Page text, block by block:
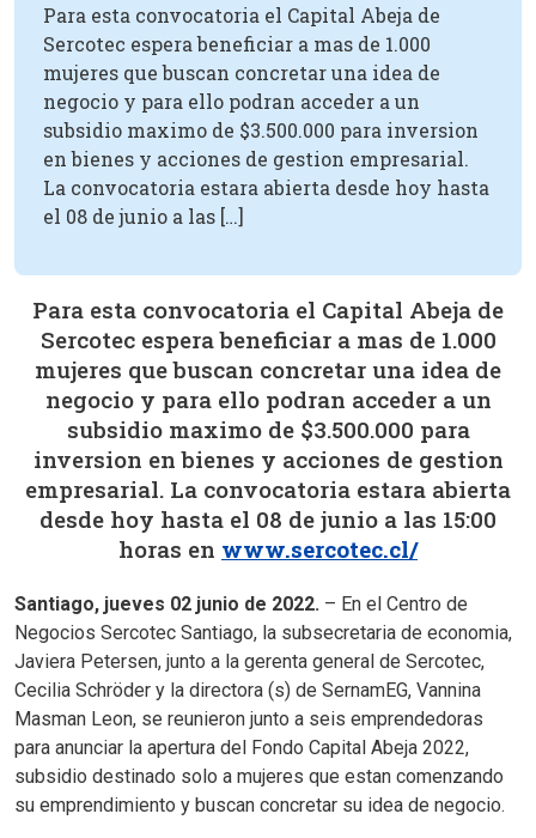
Para esta convocatoria el Capital Abeja de
Sercotec espera beneficiar a mas de 1.000
mujeres que buscan concretar una idea de
negocio y para ello podran acceder a un
subsidio maximo de $3.500.000 para inversion
en bienes y acciones de gestion empresarial.
La convocatoria estara abierta desde hoy hasta
el 08 de junio a las […]
Para esta convocatoria el Capital Abeja de
Sercotec espera beneficiar a mas de 1.000
mujeres que buscan concretar una idea de
negocio y para ello podran acceder a un
subsidio maximo de $3.500.000 para
inversion en bienes y acciones de gestion
empresarial. La convocatoria estara abierta
desde hoy hasta el 08 de junio a las 15:00
horas en www.sercotec.cl/
Santiago, jueves 02 junio de 2022. – En el Centro de
Negocios Sercotec Santiago, la subsecretaria de economia,
Javiera Petersen, junto a la gerenta general de Sercotec,
Cecilia Schröder y la directora (s) de SernamEG, Vannina
Masman Leon, se reunieron junto a seis emprendedoras
para anunciar la apertura del Fondo Capital Abeja 2022,
subsidio destinado solo a mujeres que estan comenzando
su emprendimiento y buscan concretar su idea de negocio.